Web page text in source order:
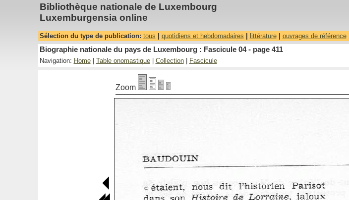
Bibliothèque nationale de Luxembourg
Luxemburgensia online
Sélection du type de publication: tous quotidiens et hebdomadaires littérature| ouvrages de référence|
Biographie nationale du pays de Luxembourg : Fascicule 04 - page 411
Navigation: Home| Table onomastique| Collection| Fascicule
Zoom